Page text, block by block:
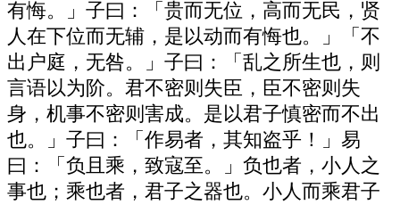
有悔。」子曰：「贵而无位，高而无民，贤
人在下位而无辅，是以动而有悔也。」「不
出户庭，无咎。」子曰：「乱之所生也，则
言语以为阶。君不密则失臣，臣不密则失
身，机事不密则害成。是以君子慎密而不出
也。」子曰：「作易者，其知盗乎！」易
曰：「负且乘，致寇至。」负也者，小人之
事也；乘也者，君子之器也。小人而乘君子